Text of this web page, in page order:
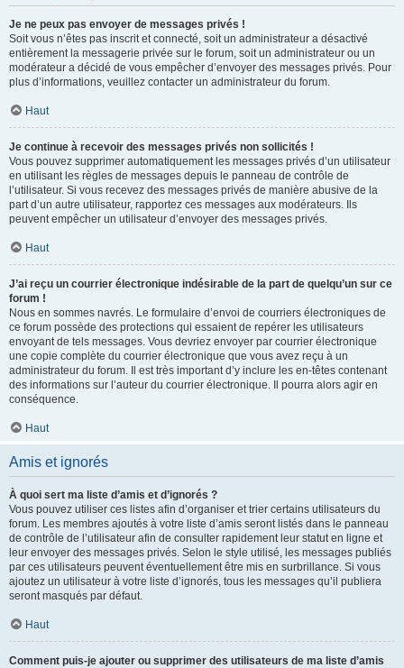
Je ne peux pas envoyer de messages privés !
Soit vous n’êtes pas inscrit et connecté, soit un administrateur a désactivé
entièrement la messagerie privée sur le forum, soit un administrateur ou un
modérateur a décidé de vous empêcher d’envoyer des messages privés. Pour
plus d’informations, veuillez contacter un administrateur du forum.
Haut
Je continue à recevoir des messages privés non sollicités !
Vous pouvez supprimer automatiquement les messages privés d’un utilisateur
en utilisant les règles de messages depuis le panneau de contrôle de
l’utilisateur. Si vous recevez des messages privés de manière abusive de la
part d’un autre utilisateur, rapportez ces messages aux modérateurs. Ils
peuvent empêcher un utilisateur d’envoyer des messages privés.
Haut
J’ai reçu un courrier électronique indésirable de la part de quelqu’un sur ce
forum !
Nous en sommes navrés. Le formulaire d’envoi de courriers électroniques de
ce forum possède des protections qui essaient de repérer les utilisateurs
envoyant de tels messages. Vous devriez envoyer par courrier électronique
une copie complète du courrier électronique que vous avez reçu à un
administrateur du forum. Il est très important d’y inclure les en-têtes contenant
des informations sur l’auteur du courrier électronique. Il pourra alors agir en
conséquence.
Haut
Amis et ignorés
À quoi sert ma liste d’amis et d’ignorés ?
Vous pouvez utiliser ces listes afin d’organiser et trier certains utilisateurs du
forum. Les membres ajoutés à votre liste d’amis seront listés dans le panneau
de contrôle de l’utilisateur afin de consulter rapidement leur statut en ligne et
leur envoyer des messages privés. Selon le style utilisé, les messages publiés
par ces utilisateurs peuvent éventuellement être mis en surbrillance. Si vous
ajoutez un utilisateur à votre liste d’ignorés, tous les messages qu’il publiera
seront masqués par défaut.
Haut
Comment puis-je ajouter ou supprimer des utilisateurs de ma liste d’amis